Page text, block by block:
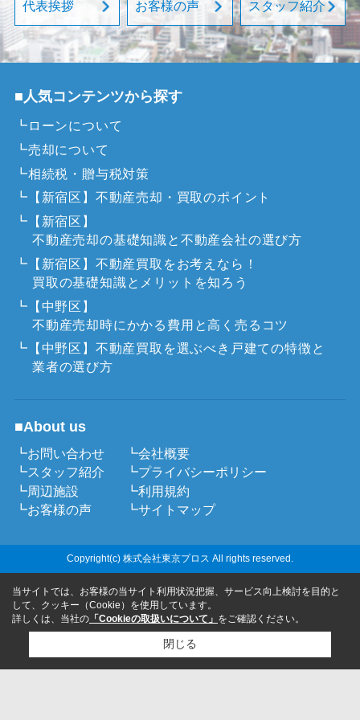
代表挨拶 お客様の声 スタッフ紹介
■人気コンテンツから探す
┗ローンについて
┗売却について
┗相続税・贈与税対策
┗【新宿区】不動産売却・買取のポイント
┗【新宿区】
不動産売却の基礎知識と不動産会社の選び方
┗【新宿区】不動産買取をお考えなら！
買取の基礎知識とメリットを知ろう
┗【中野区】
不動産売却時にかかる費用と高く売るコツ
┗【中野区】不動産買取を選ぶべき戸建ての特徴と
業者の選び方
■About us
┗お問い合わせ
┗会社概要
┗スタッフ紹介
┗プライバシーポリシー
┗周辺施設
┗利用規約
┗お客様の声
┗サイトマップ
Copyright(c) 株式会社東京プロス All rights reserved.
当サイトでは、お客様の当サイト利用状況把握、サービス向上検討を目的と
して、クッキー（Cookie）を使用しています。
詳しくは、当社の 「Cookieの取扱いについて」 をご確認ください。
閉じる